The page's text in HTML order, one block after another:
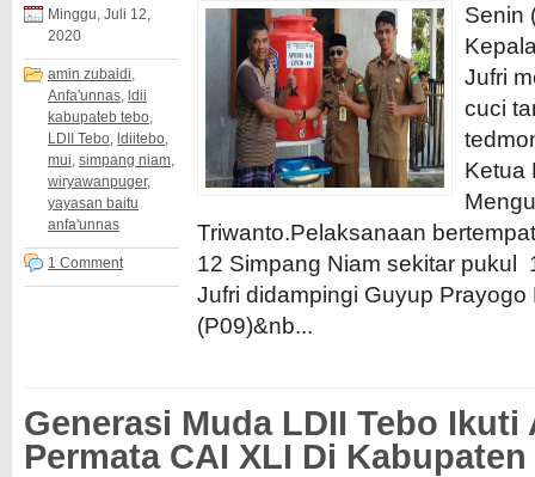
Minggu, Juli 12,
2020
amin zubaidi
Anfa'unnas ldii
kabupateb tebo
LDII Tebo ldiitebo
mui simpang niam
wiryawanpuger,
yayasan baitu
anfa'unnas
1 Comment
Senin
Jufri
cuci
Ketua
Triwanto.Pelaksanaan
12 Simpang Niam sekitar pukul
Jufri didampingi Guyup
(P09)&nb...
Generasi Muda LDII Tebo Ikuti
Permata CAI XLI Di